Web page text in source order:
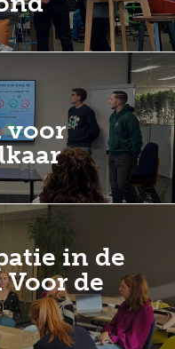
voor
in de
de